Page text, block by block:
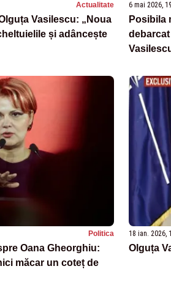
Actualitate
Vasilescu: „Noua
și adâncește
6 mai 2026,
Posibila
Politica
Oana Gheorghiu:
măcar un coteț de
18 ian. 2026,
Olguța